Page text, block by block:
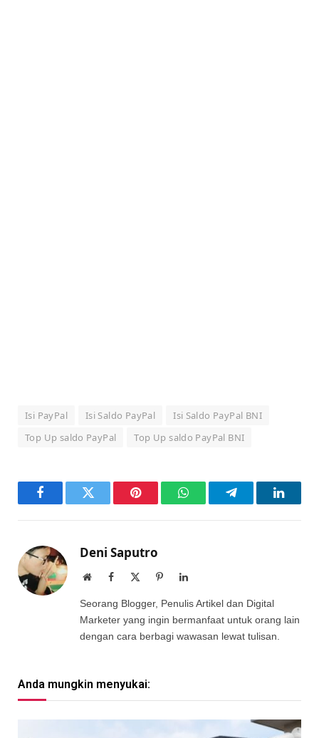
Isi PayPal Isi Saldo PayPal
Isi Saldo PayPal BNI
Top Up saldo PayPal
Top Up saldo PayPal BNI
FacebookTwitter Pinterest WhatsAppTelegram
Deni Saputro
WebsiteFacebook PinterestLinkedIn
Seorang Blogger, Penulis Artikel dan Digital
Marketer yang ingin bermanfaat untuk orang lain
dengan cara berbagi wawasan lewat tulisan.
Anda mungkin menyukai: